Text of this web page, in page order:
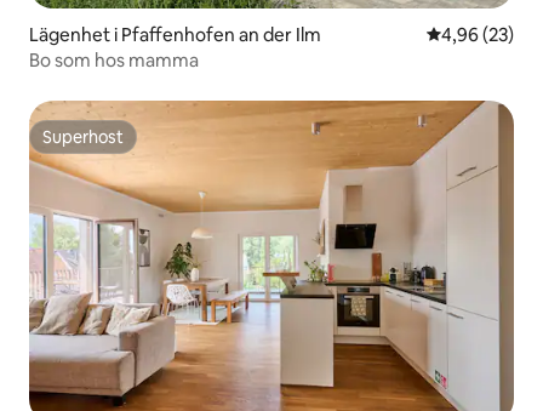
Lägenhet i Pfaffenhofen an der Ilm 4,96 av 5 i
4,96 (23)
Bo som hos mamma
Superhost
Superhost